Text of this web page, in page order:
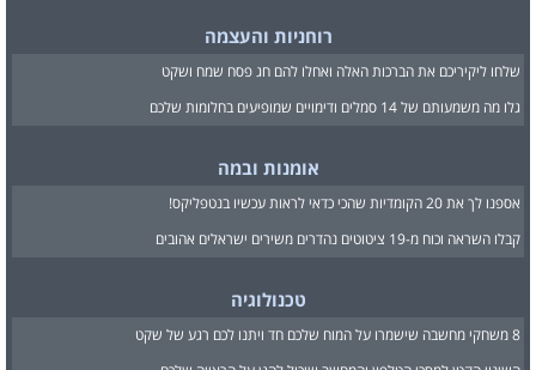
רוחניות והעצמה
שלחו ליקיריכם את הברכות האלה ואחלו להם חג פסח שמח ושקט
גלו מה משמעותם של 14 סמלים ודימויים שמופיעים בחלומות שלכם
אומנות ובמה
אספנו לך את 20 הקומדיות שהכי כדאי לראות עכשיו בנטפליקס!
קבלו השראה וכוח מ-19 ציטוטים נהדרים משירים ישראלים אהובים
טכנולוגיה
8 משחקי מחשבה שישמרו על המוח שלכם חד ויתנו לכם רגע של שקט